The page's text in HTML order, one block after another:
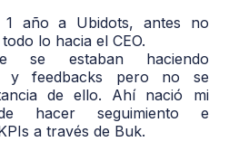
1 año a Ubidots, antes no
lo hacia el CEO.
se estaban haciendo
y feedbacks pero no se
de ello. Ahí nació mi
hacer seguimiento e
a través de Buk.